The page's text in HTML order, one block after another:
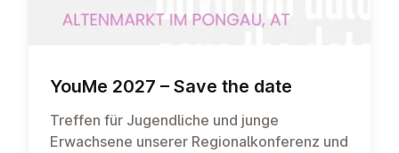
YouMe 2027 – Save the date
Treffen für Jugendliche und junge
Erwachsene unserer Regionalkonferenz und